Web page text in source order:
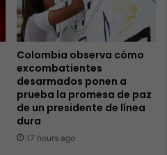
Colombia observa cómo
excombatientes
desarmados ponen a
prueba la promesa de paz
de un presidente de línea
dura
17 hours ago